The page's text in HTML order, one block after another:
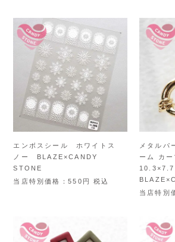
エンボスシール ホワイトス
ノー BLAZE×CANDY
STONE
当店特別価格
550 税込
メタルパ
ーム カ
当店特別